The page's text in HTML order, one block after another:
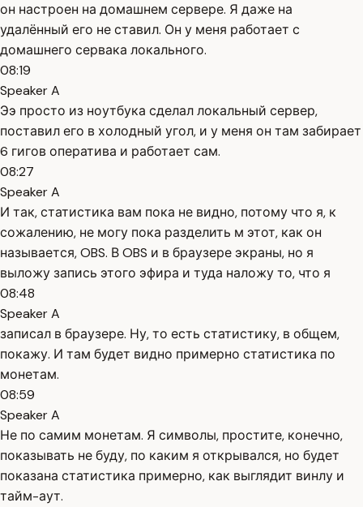
он настроен на домашнем сервере. Я даже на
удалённый его не ставил. Он у меня работает с
домашнего сервака локального.
08:19
Speaker A
Ээ просто из ноутбука сделал локальный сервер,
поставил его в холодный угол, и у меня он там забирает
6 гигов оператива и работает сам.
08:27
Speaker A
И так, статистика вам пока не видно, потому что я, к
сожалению, не могу пока разделить м этот, как он
называется, OBS. В OBS и в браузере экраны, но я
выложу запись этого эфира и туда наложу то, что я
08:48
Speaker A
записал в браузере. Ну, то есть статистику, в общем,
покажу. И там будет видно примерно статистика по
монетам.
08:59
Speaker A
Не по самим монетам. Я символы, простите, конечно,
показывать не буду, по каким я открывался, но будет
показана статистика примерно, как выглядит винлу и
тайм-аут.